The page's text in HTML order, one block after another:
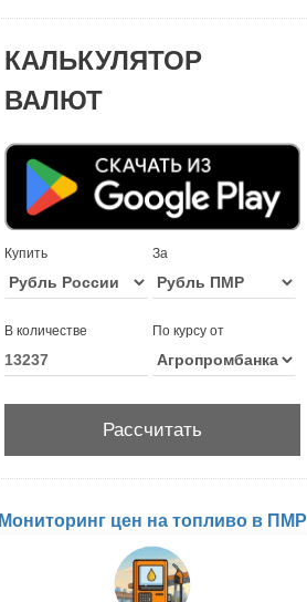
КАЛЬКУЛЯТОР
ВАЛЮТ
Купить За
В количестве По курсу от
Мониторинг цен на топливо в ПМР